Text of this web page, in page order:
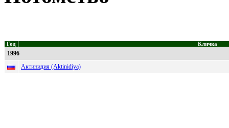
Год Кличка
1996
Актинидия (Aktinidiya)